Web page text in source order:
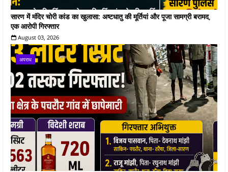
सारण में मंदिर चोरी कांड का खुलासा: अष्टधातु की मूर्तियां और पूजा सामग्री बरामद,
एक आरोपी गिरफ्तार
August 03, 2026
अपराध